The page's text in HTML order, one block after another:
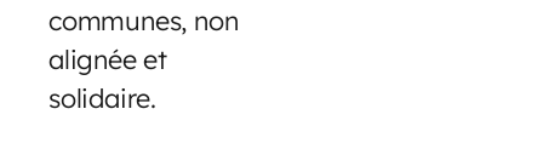
communes, non
alignée et
solidaire.